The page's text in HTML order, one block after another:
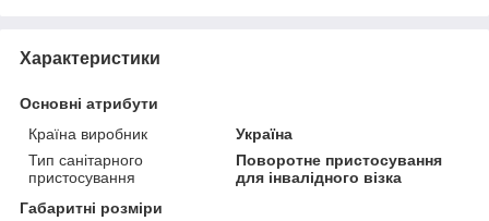
Характеристики
Основні атрибути
Країна виробник
Україна
Тип санітарного
пристосування
Поворотне пристосування
для інвалідного візка
Габаритні розміри